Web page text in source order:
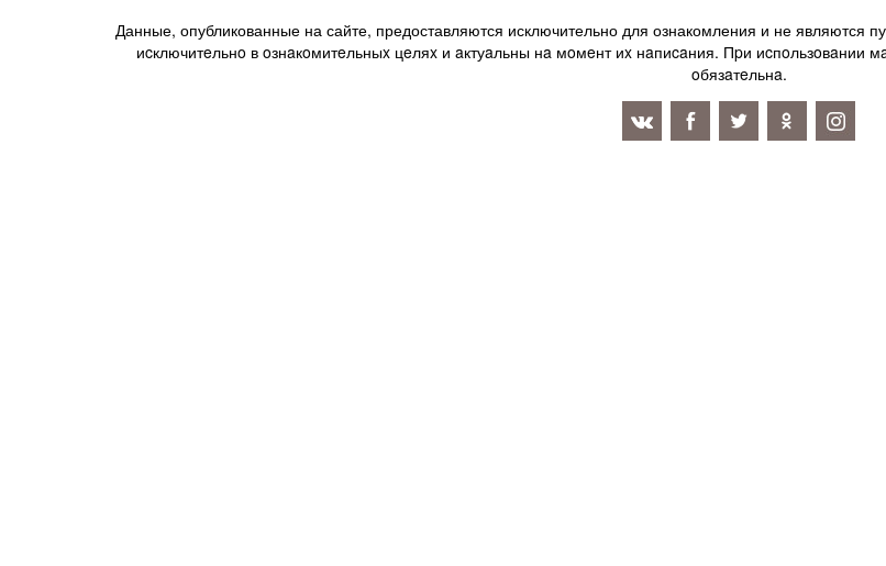
Данные, опубликованные на сайте, предоставляются исключительно для ознакомления и не являются
иcключитeльнo в oзнaкoмитeльныx цeляx и aктуaльны нa мoмeнт иx нaпиcaния. Пpи иcпoльзoвaнии
oбязaтeльнa.